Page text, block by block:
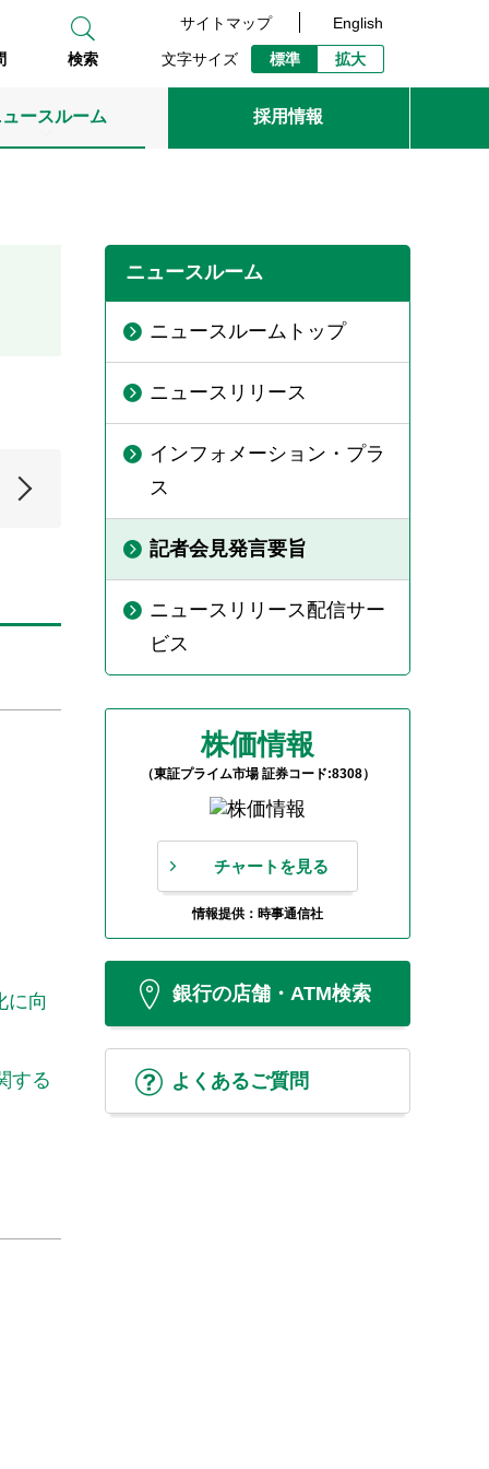
検索
サイトマップ English
文字サイズ 標準 拡大
ースルーム 採用情報
2019年 2018年
に向
する
ニュースルーム
ニュースルームトップ
ニュースリリース
インフォメーション・プラ
ス
記者会見発言要旨
ニュースリリース配信サー
ビス
株価情報
（東証プライム市場 証券コード:8308）
チャートを見る
情報提供：時事通信社
銀行の店舗・ATM検索
よくあるご質問